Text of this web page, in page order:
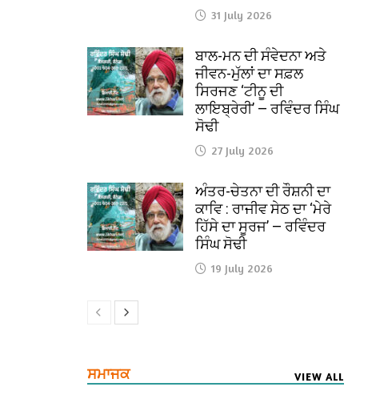
31 July 2026
ਬਾਲ-ਮਨ ਦੀ ਸੰਵੇਦਨਾ ਅਤੇ
ਜੀਵਨ-ਮੁੱਲਾਂ ਦਾ ਸਫ਼ਲ
ਸਿਰਜਣ ‘ਟੀਨੂ ਦੀ
ਲਾਇਬ੍ਰੇਰੀ’ — ਰਵਿੰਦਰ ਸਿੰਘ
ਸੋਢੀ
27 July 2026
ਅੰਤਰ-ਚੇਤਨਾ ਦੀ ਰੌਸ਼ਨੀ ਦਾ
ਕਾਵਿ : ਰਾਜੀਵ ਸੇਠ ਦਾ ‘ਮੇਰੇ
ਹਿੱਸੇ ਦਾ ਸੂਰਜ’ — ਰਵਿੰਦਰ
ਸਿੰਘ ਸੋਢੀ
19 July 2026
ਸਮਾਜਕ VIEW ALL